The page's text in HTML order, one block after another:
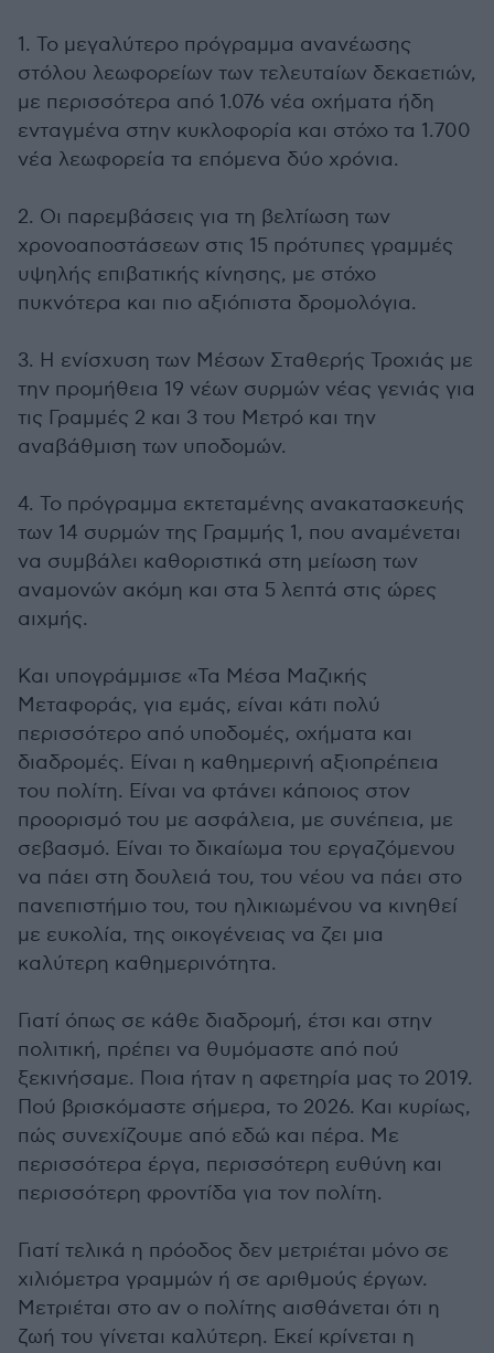
1. Το μεγαλύτερο πρόγραμμα ανανέωσης
στόλου λεωφορείων των τελευταίων δεκαετιών,
με περισσότερα από 1.076 νέα οχήματα ήδη
ενταγμένα στην κυκλοφορία και στόχο τα 1.700
νέα λεωφορεία τα επόμενα δύο χρόνια.
2. Οι παρεμβάσεις για τη βελτίωση των
χρονοαποστάσεων στις 15 πρότυπες γραμμές
υψηλής επιβατικής κίνησης, με στόχο
πυκνότερα και πιο αξιόπιστα δρομολόγια.
3. Η ενίσχυση των Μέσων Σταθερής Τροχιάς με
την προμήθεια 19 νέων συρμών νέας γενιάς για
τις Γραμμές 2 και 3 του Μετρό και την
αναβάθμιση των υποδομών.
4. Το πρόγραμμα εκτεταμένης ανακατασκευής
των 14 συρμών της Γραμμής 1, που αναμένεται
να συμβάλει καθοριστικά στη μείωση των
αναμονών ακόμη και στα 5 λεπτά στις ώρες
αιχμής.
Και υπογράμμισε «Τα Μέσα Μαζικής
Μεταφοράς, για εμάς, είναι κάτι πολύ
περισσότερο από υποδομές, οχήματα και
διαδρομές. Είναι η καθημερινή αξιοπρέπεια
του πολίτη. Είναι να φτάνει κάποιος στον
προορισμό του με ασφάλεια, με συνέπεια, με
σεβασμό. Είναι το δικαίωμα του εργαζόμενου
να πάει στη δουλειά του, του νέου να πάει στο
πανεπιστήμιο του, του ηλικιωμένου να κινηθεί
με ευκολία, της οικογένειας να ζει μια
καλύτερη καθημερινότητα.
Γιατί όπως σε κάθε διαδρομή, έτσι και στην
πολιτική, πρέπει να θυμόμαστε από πού
ξεκινήσαμε. Ποια ήταν η αφετηρία μας το 2019.
Πού βρισκόμαστε σήμερα, το 2026. Και κυρίως,
πώς συνεχίζουμε από εδώ και πέρα. Με
περισσότερα έργα, περισσότερη ευθύνη και
περισσότερη φροντίδα για τον πολίτη.
Γιατί τελικά η πρόοδος δεν μετριέται μόνο σε
χιλιόμετρα γραμμών ή σε αριθμούς έργων.
Μετριέται στο αν ο πολίτης αισθάνεται ότι η
ζωή του γίνεται καλύτερη. Εκεί κρίνεται η